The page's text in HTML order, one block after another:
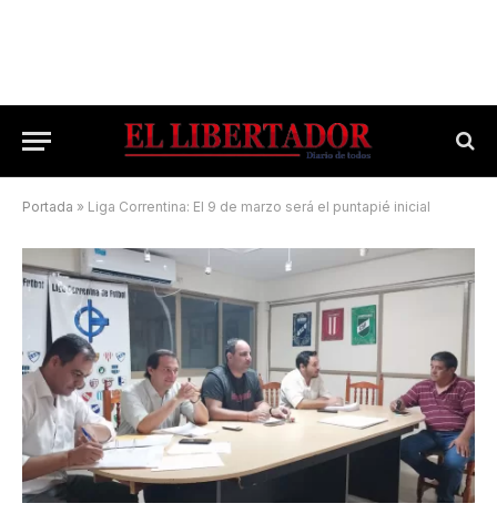
Portada » Liga Correntina: El 9 de marzo será el puntapié inicial